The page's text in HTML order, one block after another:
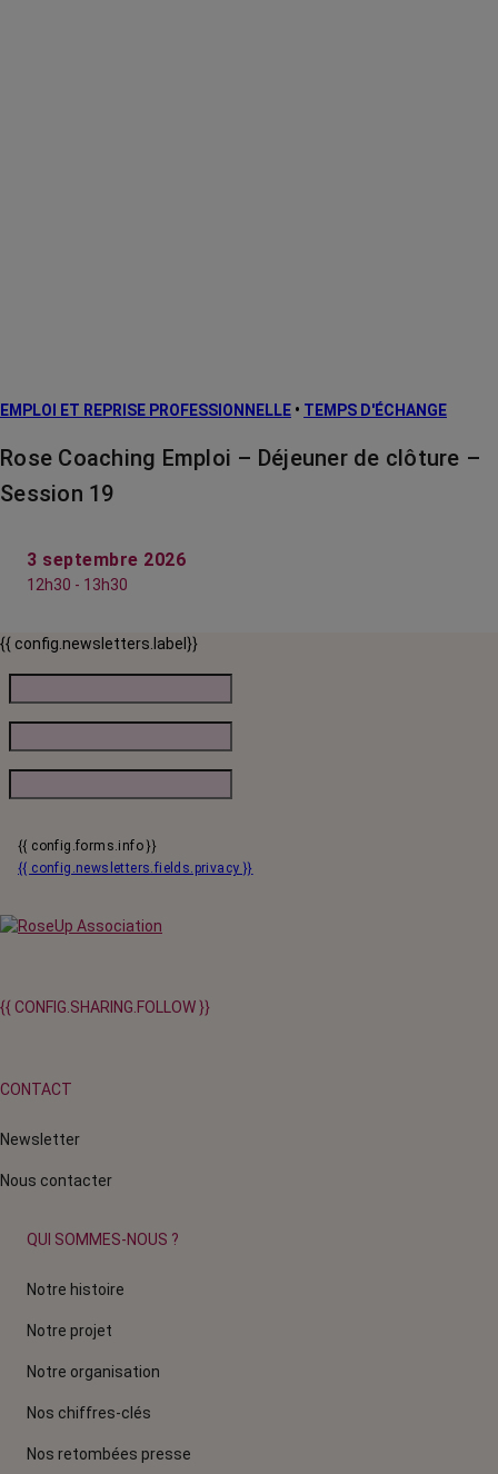
EMPLOI ET REPRISE PROFESSIONNELLE • TEMPS D'ÉCHANGE
Rose Coaching Emploi – Déjeuner de clôture –
Session 19
3 septembre 2026
12h30 - 13h30
{{ config.newsletters.label}}
{{ config.forms.info }}
{{ config.newsletters.fields.privacy }}
{{ CONFIG.SHARING.FOLLOW }}
CONTACT
Newsletter
Nous contacter
QUI SOMMES-NOUS ?
Notre histoire
Notre projet
Notre organisation
Nos chiffres-clés
Nos retombées presse